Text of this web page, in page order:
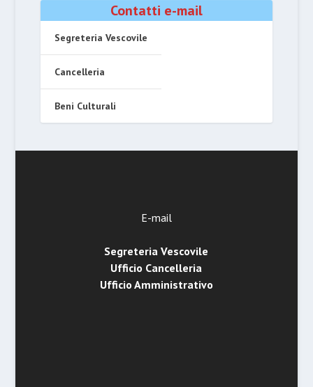
Contatti e-mail
Segreteria Vescovile
Cancelleria
Beni Culturali
E-mail
Segreteria Vescovile
Ufficio Cancelleria
Ufficio Amministrativo